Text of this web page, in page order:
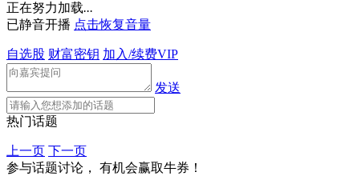
正在努力加载...
已静音开播 点击恢复音量
自选股 财富密钥 加入/续费VIP
发送
热门话题
上一页 下一页
参与话题讨论， 有机会赢取牛券！